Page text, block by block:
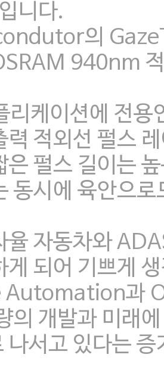
니다.
의
940nm
리케이션에 전
력 적외선 펄스
은 펄스 길이는
동시에 육안으
율 자동차와
게 되어 기쁘게
과
의 개발과 미래
나서고 있다는